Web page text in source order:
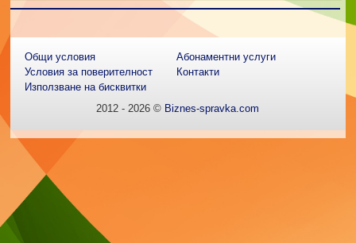
Общи условия
Условия за поверителност
Използване на бисквитки
Абонаментни услуги
Контакти
2012 - 2026 © Biznes-spravka.com